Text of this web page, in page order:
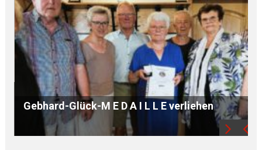
B Ü R G E R S P R E C H S T U N D E mit Ursula
WEGER